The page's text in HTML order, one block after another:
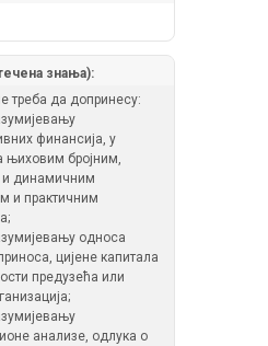
знања):
треба да допринесу:
финансија, у
њиховим бројним,
и динамичним
и практичним
односа
цијене капитала
предузећа или
анализе, одлука о